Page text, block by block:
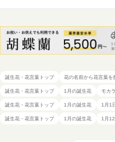
誕生花・花言葉トップ 花の名前から花言葉を
誕生花・花言葉トップ 1月の誕生花 モカ
誕生花・花言葉トップ 1月の誕生花 1月1
誕生花・花言葉トップ 1月の誕生花 1月